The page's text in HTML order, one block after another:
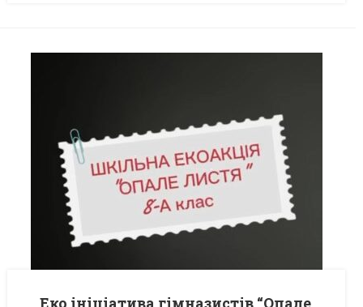
Еко ініціатива гімназистів “Опале